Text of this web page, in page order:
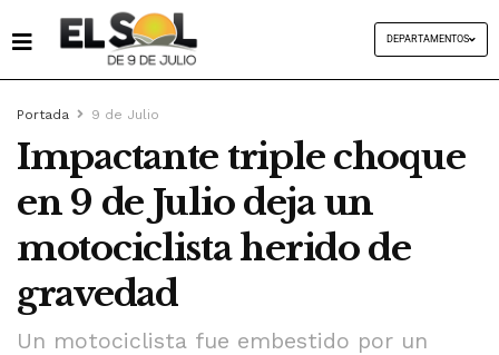
DEPARTAMENTOS
Portada 9 de Julio
Impactante triple choque
en 9 de Julio deja un
motociclista herido de
gravedad
Un motociclista fue embestido por un